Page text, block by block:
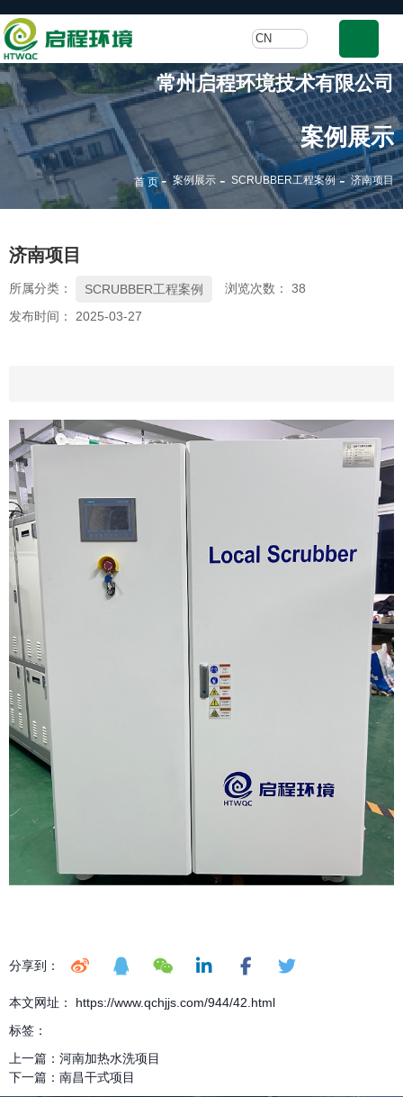
CN
常州启程环境技术有限公司
案例展示
首 页-案例展示 - SCRUBBER工程案例 -济南项目
济南项目
所属分类： SCRUBBER工程案例 浏览次数： 38
发布时间： 2025-03-27
分享到：
本文网址： https://www.qchjjs.com/944/42.html
标签：
上一篇： 河南加热水洗项目
下一篇： 南昌干式项目